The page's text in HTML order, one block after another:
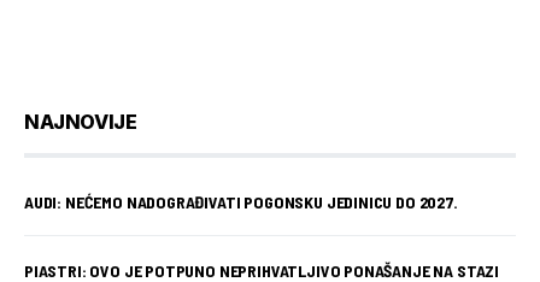
NAJNOVIJE
AUDI: NEĆEMO NADOGRAĐIVATI POGONSKU JEDINICU DO 2027.
PIASTRI: OVO JE POTPUNO NEPRIHVATLJIVO PONAŠANJE NA STAZI